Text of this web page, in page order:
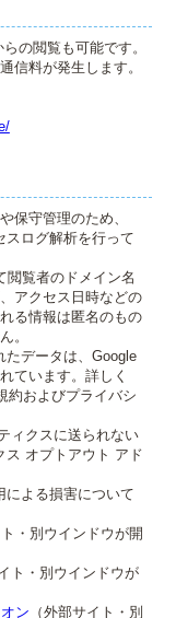
の閲覧も可能です。
信料が発生します。
保守管理のため、
スログ解析を行って
閲覧者のドメイン名
アクセス日時などの
る情報は匿名のもの
。
たデータは、Google
ています。詳しく
約およびプライバシ
ィクスに送られない
ス オプトアウト アド
による損害について
・別ウインドウが開
ト・別ウインドウが
ン （外部サイト・別